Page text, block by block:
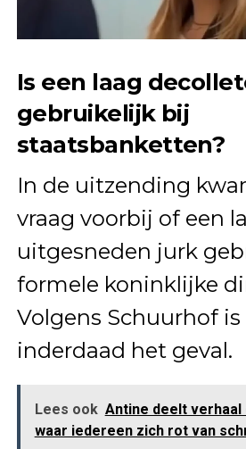
Is een laag
gebruikelijk bij
staatsbanketten?
In de uitzending
vraag voorbij of een
uitgesneden jurk
formele koninklijke
Volgens Schuurhof
inderdaad het geval.
Lees ook Antine deelt verhaal
waar iedereen zich rot van